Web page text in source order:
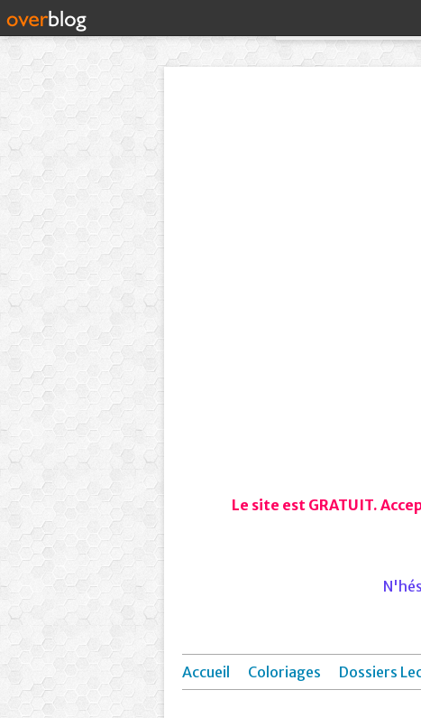
Le site est GRATUIT.
Accueil Coloriages Dossiers